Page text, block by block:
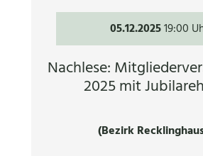
05.12.202519:00
Nachlese:
2025 mit
(Bezirk